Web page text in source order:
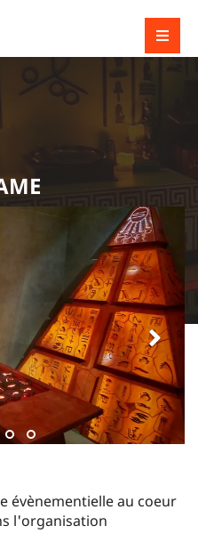
évènementielle au coeur
l'organisation